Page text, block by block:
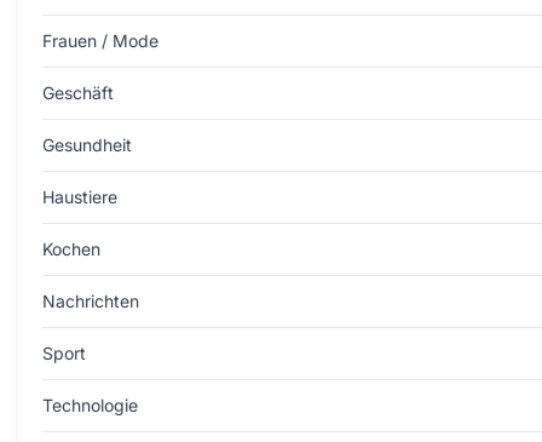
Frauen / Mode
Geschäft
Gesundheit
Haustiere
Kochen
Nachrichten
Sport
Technologie